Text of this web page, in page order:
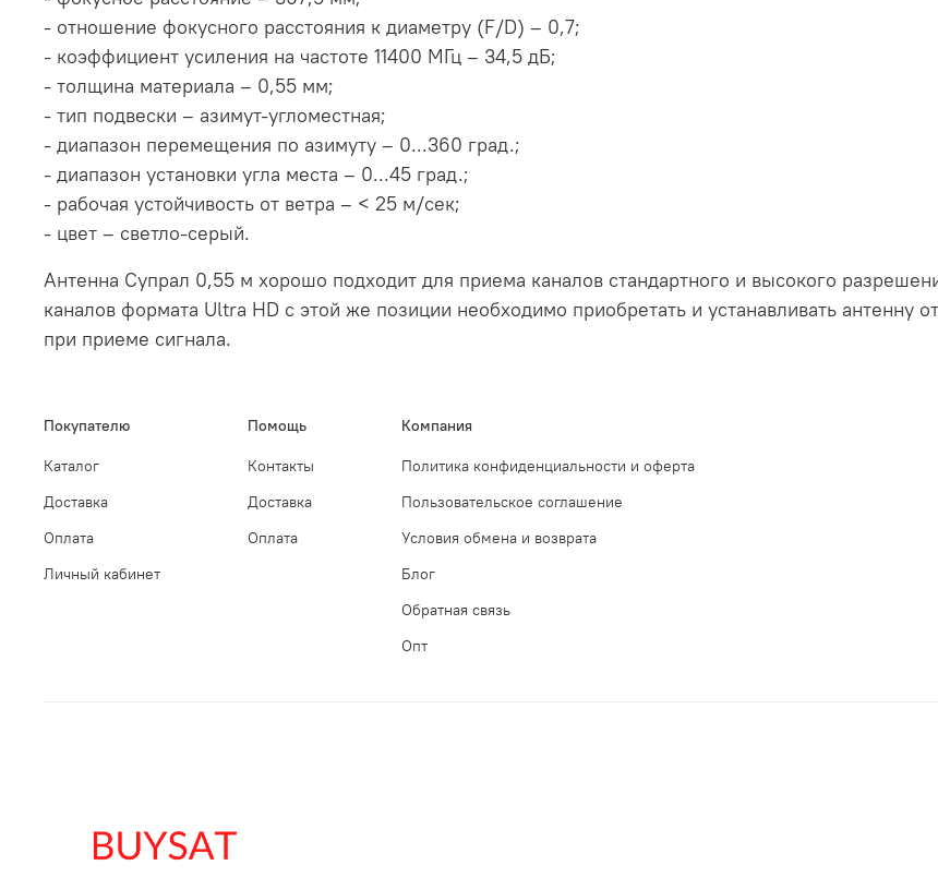
- отношение фокусного расстояния к диаметру (F/D) – 0,7;
- коэффициент усиления на частоте 11400 МГц – 34,5 дБ;
- толщина материала – 0,55 мм;
- тип подвески – азимут-угломестная;
- диапазон перемещения по азимуту – 0...360 град.;
- диапазон установки угла места – 0...45 град.;
- рабочая устойчивость от ветра – < 25 м/сек;
- цвет – светло-серый.
Антенна Супрал 0,55 м хорошо подходит для приема каналов стандартного и высокого
каналов формата Ultra HD с этой же позиции необходимо приобретать и устанавливать антенну
при приеме сигнала.
Покупателю
Каталог
Доставка
Оплата
Личный кабинет
Помощь
Контакты
Доставка
Оплата
Компания
Политика конфиденциальности и оферта
Пользовательское соглашение
Условия обмена и возврата
Блог
Обратная связь
Опт